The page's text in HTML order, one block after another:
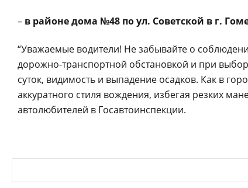
– в районе дома №48 по ул. Советской в г.
“Уважаемые водители! Не забывайте о
дорожно-транспортной обстановкой и при
суток, видимость и выпадение осадков. Как в
аккуратного стиля вождения, избегая резких
автолюбителей в Госавтоинспекции.